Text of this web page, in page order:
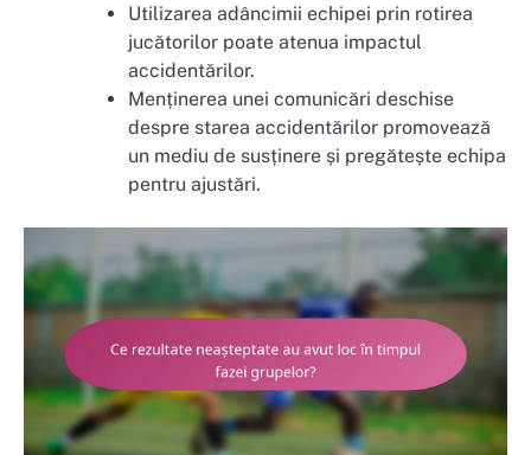
Utilizarea adâncimii echipei prin rotirea
jucătorilor poate atenua impactul
accidentărilor.
Menținerea unei comunicări deschise
despre starea accidentărilor promovează
un mediu de susținere și pregătește echipa
pentru ajustări.